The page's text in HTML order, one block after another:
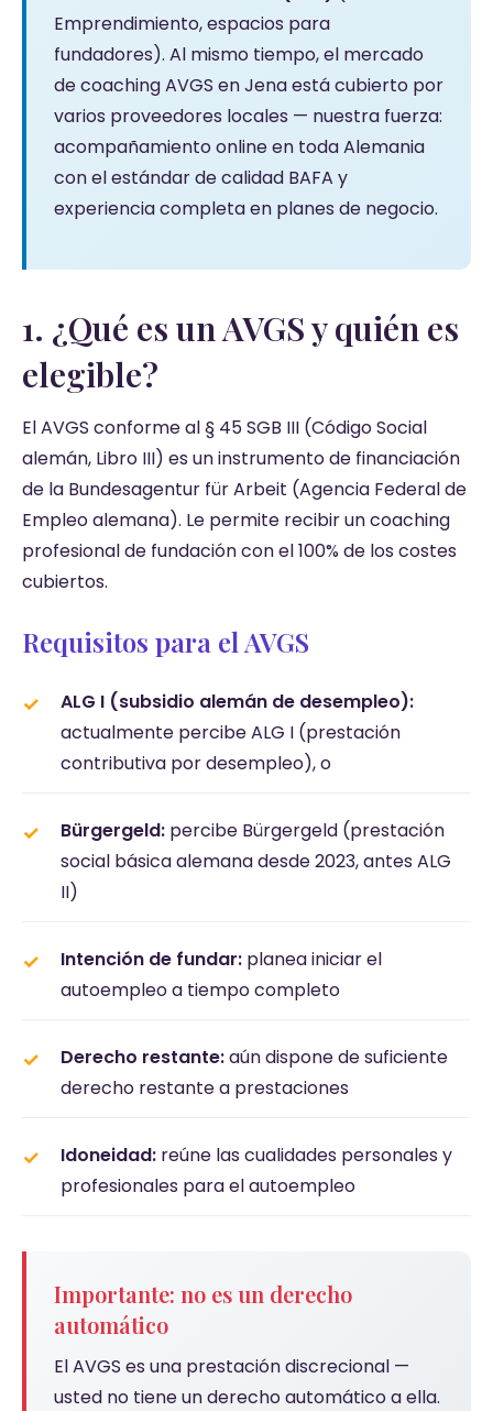
Emprendimiento, espacios para
fundadores). Al mismo tiempo, el mercado
de coaching AVGS en Jena está cubierto por
varios proveedores locales — nuestra fuerza:
acompañamiento online en toda Alemania
con el estándar de calidad BAFA y
experiencia completa en planes de negocio.
1. ¿Qué es un AVGS y quién es
elegible?
El AVGS conforme al § 45 SGB III (Código Social
alemán, Libro III) es un instrumento de financiación
de la Bundesagentur für Arbeit (Agencia Federal de
Empleo alemana). Le permite recibir un coaching
profesional de fundación con el 100% de los costes
cubiertos.
Requisitos para el AVGS
ALG I (subsidio alemán de desempleo):
actualmente percibe ALG I (prestación
contributiva por desempleo), o
Bürgergeld: percibe Bürgergeld (prestación
social básica alemana desde 2023, antes ALG
II)
Intención de fundar: planea iniciar el
autoempleo a tiempo completo
Derecho restante:aún dispone de suficiente
derecho restante a prestaciones
Idoneidad: reúne las cualidades personales y
profesionales para el autoempleo
Importante: no es un derecho
automático
El AVGS es una prestación discrecional —
usted no tiene un derecho automático a ella.